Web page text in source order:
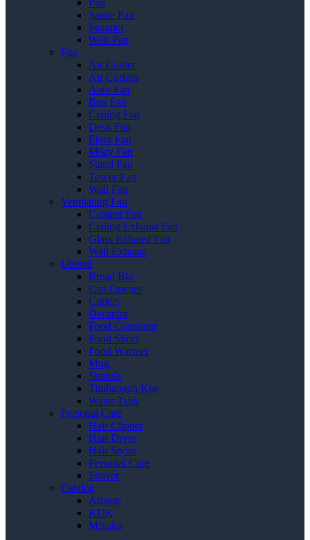
Pan
Sauce Pan
Steamer
Wok Pan
Fan
Air Cooler
Air Curtain
Auto Fan
Box Fan
Ceiling Fan
Desk Fan
Floor Fan
Misty Fan
Stand Fan
Tower Fan
Wall Fan
Ventilating Fan
Cabinet Fan
Ceiling Exhaust Fan
Glass Exhaust Fan
Wall Exhaust
Utensil
Bread Bin
Can Opener
Cutlery
Decanter
Food Container
Food Slicer
Food Warmer
Mug
Spatula
Timbangan Kue
Water Tank
Personal Care
Hair Clipper
Hair Dryer
Hair Styler
Personal Care
Shaver
Catalog
Ariston
KDK
Miyako